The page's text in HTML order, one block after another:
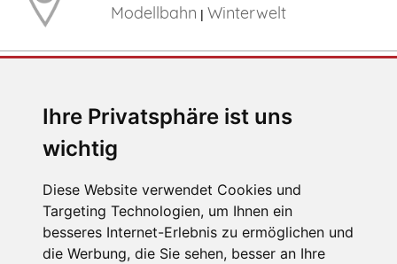
Ihre Privatsphäre ist uns
wichtig
Diese Website verwendet Cookies und
Targeting Technologien, um Ihnen ein
besseres Internet-Erlebnis zu ermöglichen und
die Werbung, die Sie sehen, besser an Ihre
Modellbahn | Winterwelt
E-MAIL
TELEFON
+43 (0) 2672 87078